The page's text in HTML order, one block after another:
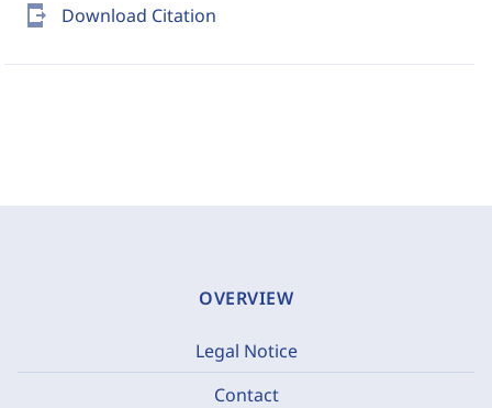
send_to_mobile Download Citation
OVERVIEW
Legal Notice
Contact